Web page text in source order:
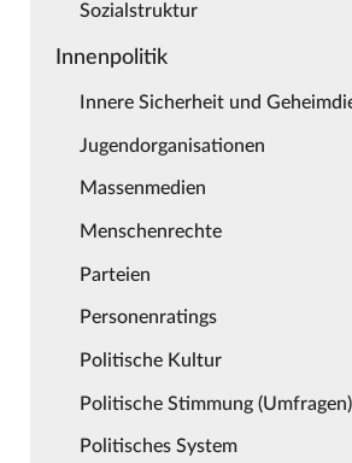
Sozialstruktur
Innenpolitik
Innere Sicherheit und
Jugendorganisationen
Massenmedien
Menschenrechte
Parteien
Personenratings
Politische Kultur
Politische Stimmung (Umfragen)
Politisches System